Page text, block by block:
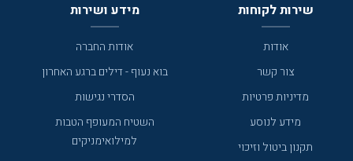
שירות לקוחות
אודות
צור קשר
מדיניות פרטיות
מידע לנוסע
תקנון ביטול וזיכוי
מידע ושירות
אודות החברה
בוא נעוף - דילים ברגע האחרון
הסדרי נגישות
השטיח המעופף הטבות
למילואימניקים